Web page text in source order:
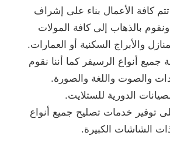
تتم كافة الأعمال بناء على إشراف
بالذهاب إلى كافة المولات
والأبراج السكنية أو العمارات.
جميع أنواع الرسيفر كما أننا نقوم
والصوت واللغة والصورة.
الدورية للستلايت.
توفير خدمات تصليح جميع أنواع
ذات الشاشات الكبيرة.